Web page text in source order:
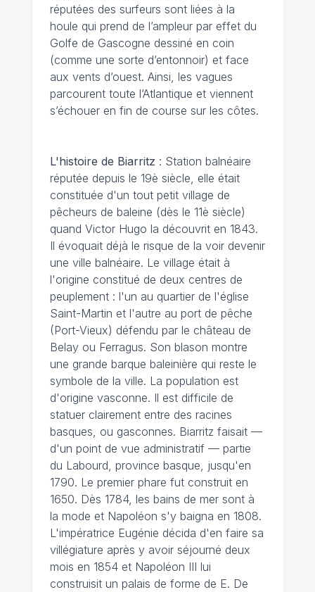
réputées des surfeurs sont liées à la
houle qui prend de l’ampleur par effet du
Golfe de Gascogne dessiné en coin
(comme une sorte d’entonnoir) et face
aux vents d’ouest. Ainsi, les vagues
parcourent toute l’Atlantique et viennent
s’échouer en fin de course sur les côtes.
L'histoire de Biarritz : Station balnéaire
réputée depuis le 19è siècle, elle était
constituée d'un tout petit village de
pêcheurs de baleine (dès le 11è siècle)
quand Victor Hugo la découvrit en 1843.
Il évoquait déjà le risque de la voir devenir
une ville balnéaire. Le village était à
l'origine constitué de deux centres de
peuplement : l'un au quartier de l'église
Saint-Martin et l'autre au port de pêche
(Port-Vieux) défendu par le château de
Belay ou Ferragus. Son blason montre
une grande barque baleinière qui reste le
symbole de la ville. La population est
d'origine vasconne. Il est difficile de
statuer clairement entre des racines
basques, ou gasconnes. Biarritz faisait —
d'un point de vue administratif — partie
du Labourd, province basque, jusqu'en
1790. Le premier phare fut construit en
1650. Dès 1784, les bains de mer sont à
la mode et Napoléon s'y baigna en 1808.
L'impératrice Eugénie décida d'en faire sa
villégiature après y avoir séjourné deux
mois en 1854 et Napoléon III lui
construisit un palais de forme de E. De